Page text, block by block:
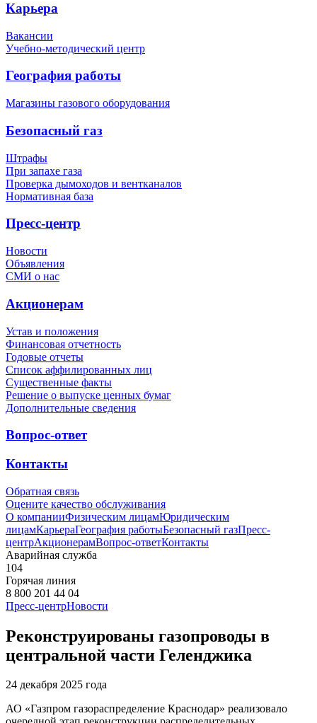
Карьера
Вакансии
Учебно-методический центр
География работы
Магазины газового оборудования
Безопасный газ
Штрафы
При запахе газа
Проверка дымоходов и вентканалов
Нормативная база
Пресс-центр
Новости
Объявления
СМИ о нас
Акционерам
Устав и положения
Финансовая отчетность
Годовые отчеты
Список аффилированных лиц
Существенные факты
Решение о выпуске ценных бумаг
Дополнительные сведения
Вопрос-ответ
Контакты
Обратная связь
Оцените качество обслуживания
О компанииФизическим лицамЮридическим
лицамКарьераГеография работыБезопасный газПресс-
центрАкционерамВопрос-ответКонтакты
Аварийная служба
104
Горячая линия
8 800 201 44 04
Пресс-центрНовости
Реконструированы газопроводы в
центральной части Геленджика
24 декабря 2025 года
АО «Газпром газораспределение Краснодар» реализовало